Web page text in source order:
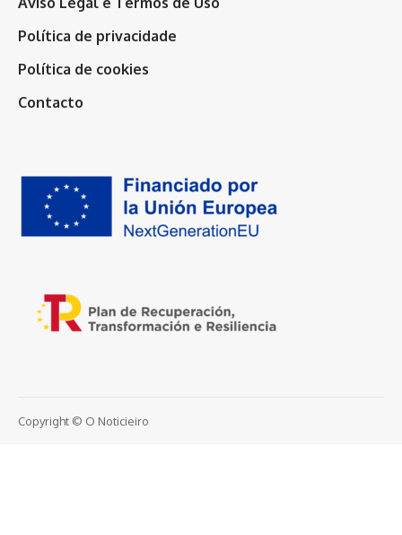
Política de privacidade
Política de cookies
Contacto
Copyright © O Noticieiro